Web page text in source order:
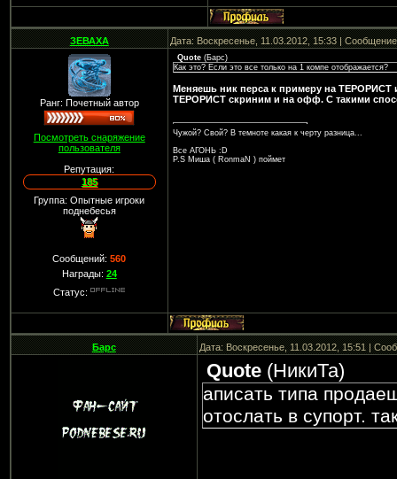
ЗЕВАХА Дата: Воскресенье, 11.03.2012, 15:33 |
Ранг: Почетный автор
Посмотреть снаряжение
пользователя
Репутация:
185
Группа: Опытные игроки
поднебесья
Сообщений:560
Награды: 24
Статус:
Quote(Барс)
Как это? Если это все только на 1 компе отображается?
Меняешь ник перса к примеру на ТЕРОРИСТ
ТЕРОРИСТ скриним и на офф. С такими
Чужой? Свой? В темноте какая к черту разница...
Все АГОНЬ :D
P.S Миша ( RonmaN ) поймет
Барс Дата: Воскресенье, 11.03.2012, 15:51 |
Quote(НикиТа)
аписать типа
отослать в супорт.